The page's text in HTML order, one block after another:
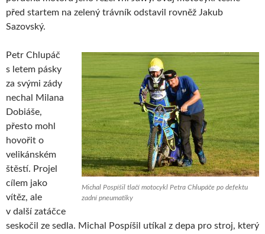
před startem na zelený trávník odstavil rovněž Jakub
Sazovský.
Michal Pospíšil tlačí motocykl Petra Chlupáče po defektu
zadní pneumatiky
Petr Chlupáč
s letem pásky
za svými zády
nechal Milana
Dobiáše,
přesto mohl
hovořit o
velikánském
štěstí. Projel
cílem jako
vítěz, ale
v další zatáčce
seskočil ze sedla. Michal Pospíšil utíkal z depa pro stroj, který